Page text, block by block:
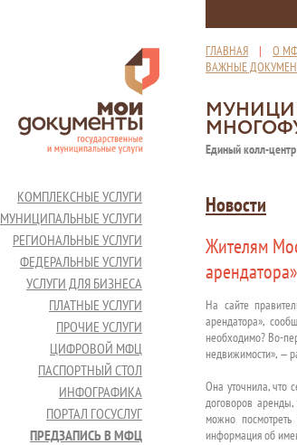
ГЛАВНАЯ | О
ВАЖНЫЕ
Единый колл-
КОМПЛЕКСНЫЕ УСЛУГИ
МУНИЦИПАЛЬНЫЕ УСЛУГИ
РЕГИОНАЛЬНЫЕ УСЛУГИ
ФЕДЕРАЛЬНЫЕ УСЛУГИ
УСЛУГИ ДЛЯ БИЗНЕСА
ПЛАТНЫЕ УСЛУГИ
ПРОЧИЕ УСЛУГИ
ЦИФРОВОЙ МФЦ
ПАСПОРТНЫЙ СТОЛ
ИНФОГРАФИКА
ПОРТАЛ ГОСУСЛУГ
ПРЕДЗАПИСЬ В МФЦ
Новости
Жителям
арендатора»
На сайте
арендатора»,
необходимо? Во-
недвижимости», —
Она уточнила, что
договоров
можно
информация об